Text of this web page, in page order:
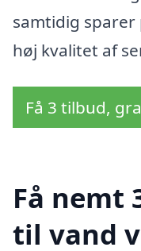
samtidig sparer
høj kvalitet af
Få 3 tilbud,
Få nemt
til vand